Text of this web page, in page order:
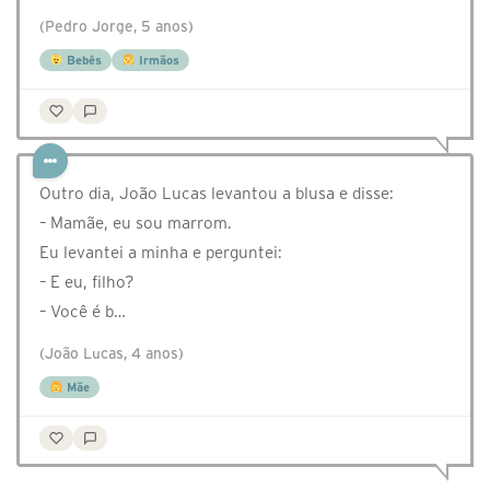
(Pedro Jorge, 5 anos)
Bebês Irmãos
Outro dia, João Lucas levantou a blusa e disse:
– Mamãe, eu sou marrom.
Eu levantei a minha e perguntei:
– E eu, filho?
– Você é b…
(João Lucas, 4 anos)
Mãe